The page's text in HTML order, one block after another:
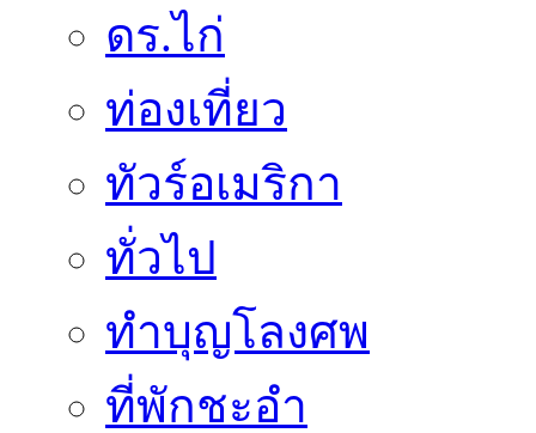
ดร.ไก่
ท่องเที่ยว
ทัวร์อเมริกา
ทั่วไป
ทำบุญโลงศพ
ที่พักชะอำ